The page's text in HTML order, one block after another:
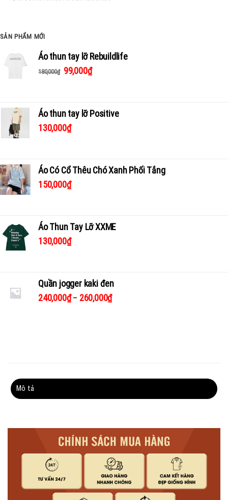
SẢN PHẨM MỚI
Áo thun tay lỡ Rebuildlife
180,000₫ 99,000₫
Áo thun tay lỡ Positive
130,000₫
Áo Có Cổ Thêu Chó Xanh Phối Tắng
150,000₫
Áo Thun Tay Lỡ XXME
130,000₫
Quần jogger kaki đen
240,000₫– 260,000₫
Mô tả
Đánh giá (0)